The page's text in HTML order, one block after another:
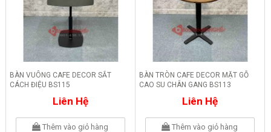
BÀN VUÔNG CAFE DECOR SẮT
CÁCH ĐIỆU BS115
Liên Hệ
Thêm vào giỏ hàng
BÀN TRÒN CAFE DECOR MẶT GỖ
CAO SU CHÂN GANG BS113
Liên Hệ
Thêm vào giỏ hàng